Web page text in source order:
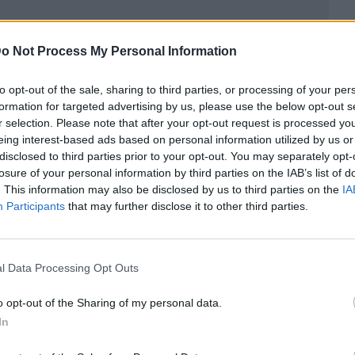
Not Process My Personal Information
opt-out of the sale, sharing to third parties, or processing of your
for targeted advertising by us, please use the below opt-out
selection. Please note that after your opt-out request is processed
interest-based ads based on personal information utilized by us
to third parties prior to your opt-out. You may separately
of your personal information by third parties on the IAB’s list of
This information may also be disclosed by us to third parties on the
Participants that may further disclose it to other third parties.
Data Processing Opt Outs
opt-out of the Sharing of my personal data.
barrio de Salamanca en Madrid, la
establecerse y realizar inversiones
en los últimos años.
jurídico-fiscal yabogados barrio de
aquellos que deseen embarcarse en esta